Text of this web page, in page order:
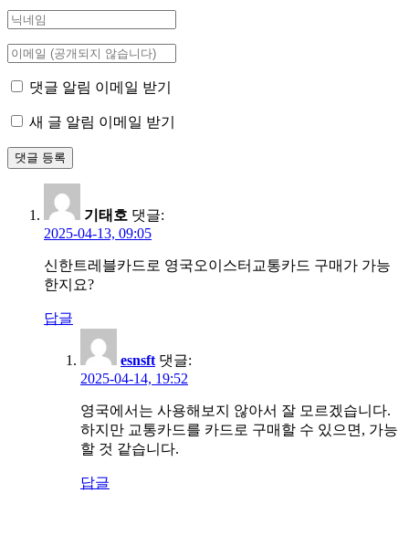
댓글 알림 이메일 받기
새 글 알림 이메일 받기
기태호 댓글:
2025-04-13, 09:05
신한트레블카드로 영국오이스터교통카드 구매가 가능
한지요?
답글
esnsft 댓글:
2025-04-14, 19:52
영국에서는 사용해보지 않아서 잘 모르겠습니다.
하지만 교통카드를 카드로 구매할 수 있으면, 가능
할 것 같습니다.
답글